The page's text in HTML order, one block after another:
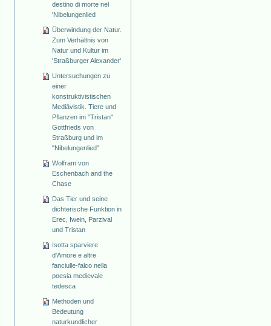
destino di morte nel
'Nibelungenlied
Überwindung der Natur.
Zum Verhältnis von
Natur und Kultur im
'Straßburger Alexander'
Untersuchungen zu
einer
konstruktivistischen
Mediävistik. Tiere und
Pflanzen im "Tristan"
Gottfrieds von
Straßburg und im
"Nibelungenlied"
Wolfram von
Eschenbach and the
Chase
Das Tier und seine
dichterische Funktion in
Erec, Iwein, Parzival
und Tristan
Isotta sparviere
d'Amore e altre
fanciulle-falco nella
poesia medievale
tedesca
Methoden und
Bedeutung
naturkundlicher